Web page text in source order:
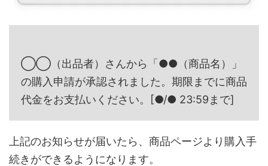
◯◯（出品者）さんから「●●（商品名）」
の購入申請が承認されました。期限までに商品
代金をお支払いください。[●/● 23:59まで]
上記のお知らせが届いたら、商品ページより購入手
続きができるようになります。